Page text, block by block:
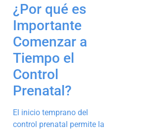
¿Por qué es
Importante
Comenzar a
Tiempo el
Control
Prenatal?
El inicio temprano del
control prenatal permite la